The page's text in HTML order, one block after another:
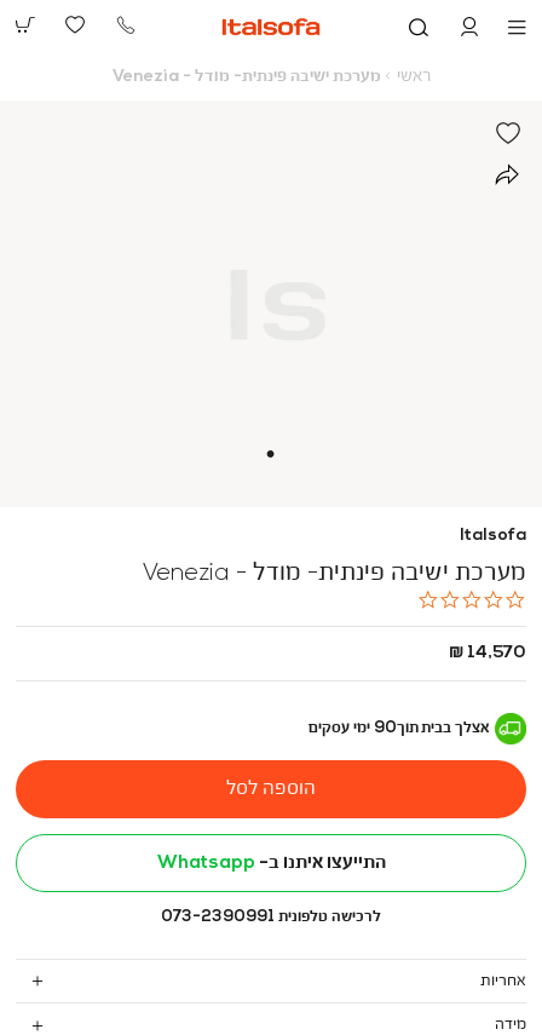
073-
ראשי ראשי
מערכת ישיבה פינתית- מודל - Venezia
מערכת
Italsofa
מערכת ישיבה פינתית- מודל - Venezia
החל
14,570 ₪
אצלך בביתתוך90 ימי עסקים
הוספה לסל
התייעצו איתנו ב- Whatsapp
לרכישה טלפונית 073-2390991
אחריות
מידה